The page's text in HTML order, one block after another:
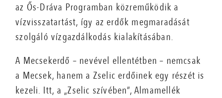
az Ős-Dráva Programban közreműködik a
vízvisszatartást, így az erdők megmaradását
szolgáló vízgazdálkodás kialakításában.
A Mecsekerdő – nevével ellentétben – nemcsak
a Mecsek, hanem a Zselic erdőinek egy részét is
kezeli. Itt, a „Zselic szívében”, Almamellék